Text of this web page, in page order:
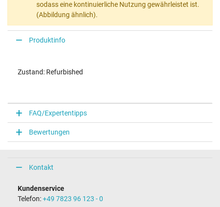
sodass eine kontinuierliche Nutzung gewährleistet ist.
(Abbildung ähnlich).
Produktinfo
Zustand: Refurbished
FAQ/Expertentipps
Bewertungen
Kontakt
Kundenservice
Telefon:+49 7823 96 123 - 0